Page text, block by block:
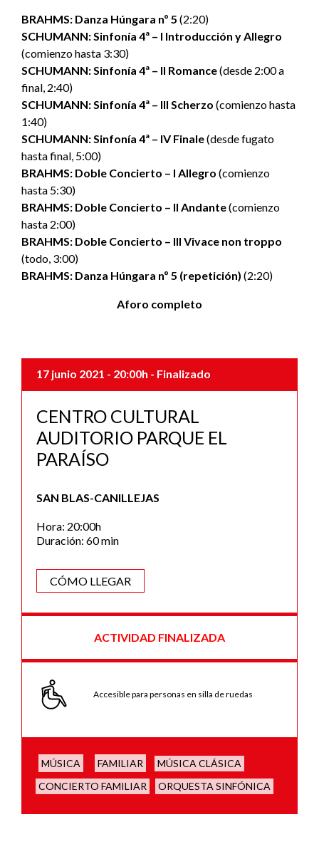
BRAHMS: Danza Húngara nº 5 (2:20)
SCHUMANN: Sinfonía 4ª – I Introducción y Allegro
(comienzo hasta 3:30)
SCHUMANN: Sinfonía 4ª – II Romance(desde 2:00 a
final, 2:40)
SCHUMANN: Sinfonía 4ª – III Scherzo (comienzo hasta
1:40)
SCHUMANN: Sinfonía 4ª – IV Finale(desde fugato
hasta final, 5:00)
BRAHMS: Doble Concierto – I Allegro (comienzo
hasta 5:30)
BRAHMS: Doble Concierto – II Andante(comienzo
hasta 2:00)
BRAHMS: Doble Concierto – III Vivace non troppo
(todo, 3:00)
BRAHMS: Danza Húngara nº 5 (repetición) (2:20)
Aforo completo
17 junio 2021 - 20:00h - Finalizado
CENTRO CULTURAL
AUDITORIO PARQUE EL
PARAÍSO
SAN BLAS-CANILLEJAS
Hora: 20:00h
Duración: 60 min
CÓMO LLEGAR
ACTIVIDAD FINALIZADA
Accesible para personas en silla de ruedas
MÚSICA FAMILIAR
MÚSICA CLÁSICA
CONCIERTO FAMILIAR
ORQUESTA SINFÓNICA